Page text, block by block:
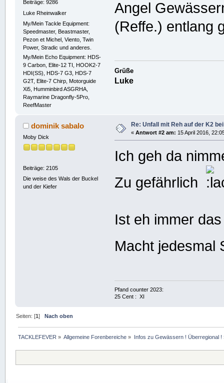
Beiträge: 9286
Luke Rheinwalker
My/Mein Tackle Equipment:
Speedmaster, Beastmaster,
Pezon et Michel, Viento, Twin
Power, Stradic und anderes.
My/Mein Echo Equipment: HDS-
9 Carbon, Elite-12 TI, HOOK2-7
HDI(SS), HDS-7 G3, HDS-7
G2T, Elite-7 Chirp, Motorguide
Xi5, Humminbird ASGRHA,
Raymarine Dragonfly-5Pro,
ReefMaster
Angel
(Reffe.) entlang
Grüße
Luke
dominik sabalo
Moby Dick
Beiträge: 2105
Die weise des Wals der Buckel
und der Kiefer
Re: Unfall mit Reh auf der K2
« Antwort #2 am: 15 April 2016,
Ich geh da
Zu gefährlich
Ist eh immer
Macht jedesmal
Pfand counter 2023:
25 Cent : XI
Seiten: [1] Nach oben
TACKLEFEVER » Allgemeine Forenbereiche » Infos zu Gewässern ! Überregional !